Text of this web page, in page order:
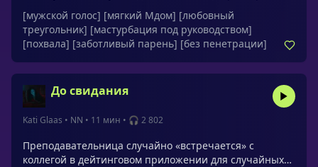
заставляет жадно комкать простыни, когда ты
остаёшься одна. Его случайные и аккуратные
прикосновения, когда никто не видит, заводят, и ты
теряешься в догадках, почему он никогда не
переступает черту, если точно хочет тебя ничуть не
меньше, чем ты его.Обращения: принцесса,
малышка, моя девочка, моя хорошая девочка, моя
умница, сладкая девочка, любимая, богиня, моя
[мужской голос] [мягкий Мдом] [любовный
треугольник] [мастурбация под руководством]
[похвала] [заботливый парень] [без пенетрации]
До свидания
Kati Glaas • NN • 11 мин • 🎧 2 802
Преподавательница случайно «встречается» с
коллегой в дейтинговом приложении для случайных